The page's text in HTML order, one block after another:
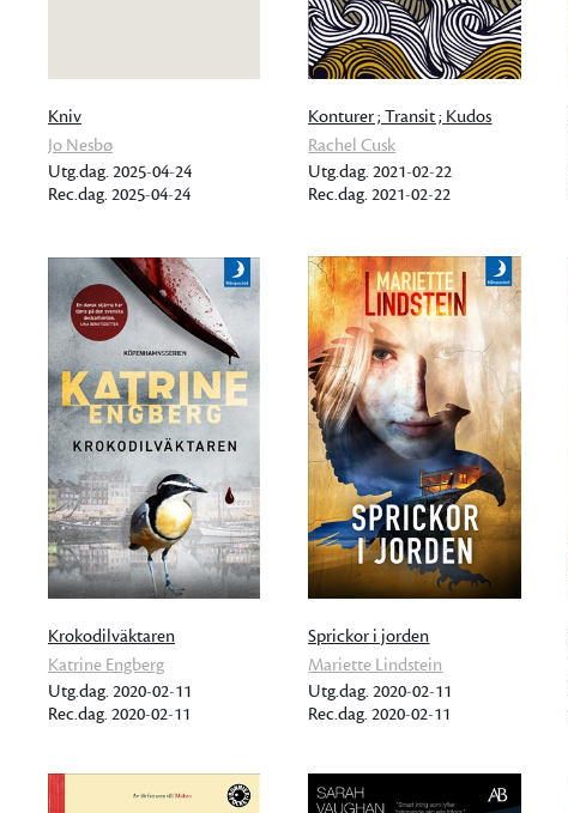
Kniv
Jo Nesbø
Utg.dag. 2025-04-24
Rec.dag. 2025-04-24
Konturer ; Transit ; Kudos
Rachel Cusk
Utg.dag. 2021-02-22
Rec.dag. 2021-02-22
Krokodilväktaren
Katrine Engberg
Utg.dag. 2020-02-11
Rec.dag. 2020-02-11
Sprickor i jorden
Mariette Lindstein
Utg.dag. 2020-02-11
Rec.dag. 2020-02-11